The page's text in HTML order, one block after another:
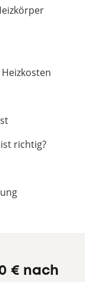
richtig?
€ nach